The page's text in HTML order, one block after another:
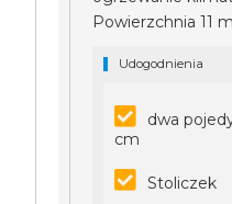
Powierzchnia 11
Udogodnienia
dwa
cm
Stoliczek